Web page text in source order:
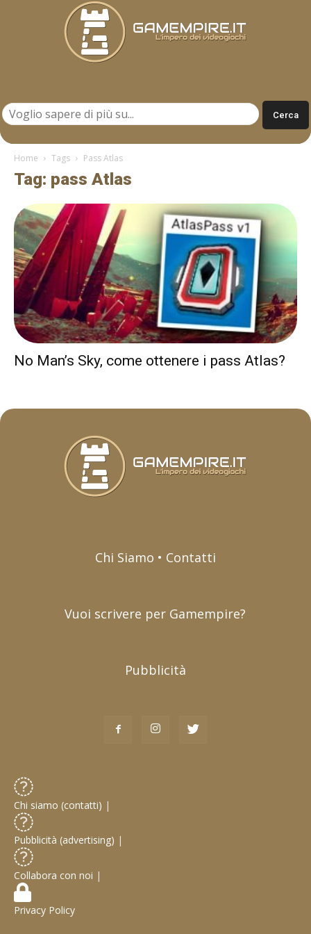
Home Tags Pass Atlas
Tag: pass Atlas
No Man’s Sky, come ottenere i pass Atlas?
Chi Siamo • Contatti
Vuoi scrivere per Gamempire?
Pubblicità
Chi siamo (contatti) |
Pubblicità (advertising) |
Collabora con noi |
Privacy Policy